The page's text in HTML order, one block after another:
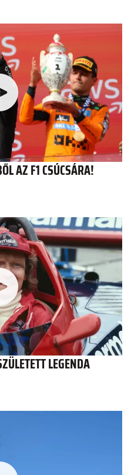
AZ F1 CSÚCSÁRA!
LEGENDA